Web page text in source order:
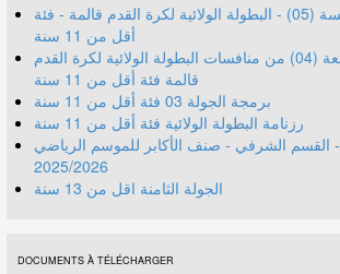
مباريات الجولة الخامسة (05) - البطولة الولائية لكرة القدم قالمة - فئة
أقل من 11 سنة
مباريات الجولة الرابعة (04) من منافسات البطولة الولائية لكرة القدم
قالمة فئة أقل من 11 سنة
برمجة الجولة 03 فئة أقل من 11 سنة
رزنامة البطولة الولائية فئة أقل من 11 سنة
برمجة الجولة 15 - القسم الشرفي - صنف الأكابر للموسم الرياضي
2025/2026
الجولة الثامنة اقل من 13 سنة
DOCUMENTS À TÉLÉCHARGER